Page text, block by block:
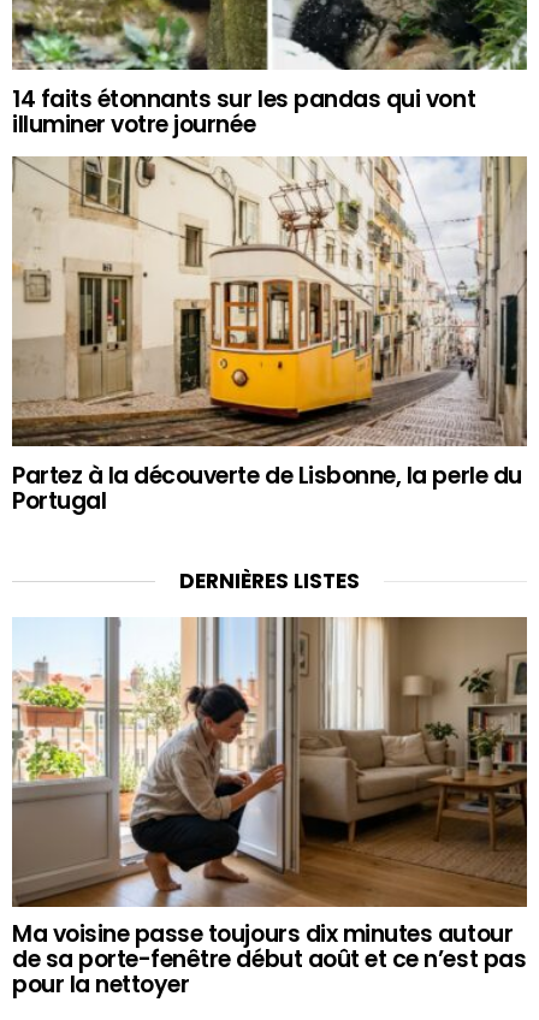
14 faits étonnants sur les pandas qui vont
illuminer votre journée
Partez à la découverte de Lisbonne, la perle du
Portugal
DERNIÈRES LISTES
Ma voisine passe toujours dix minutes autour
de sa porte-fenêtre début août et ce n’est pas
pour la nettoyer